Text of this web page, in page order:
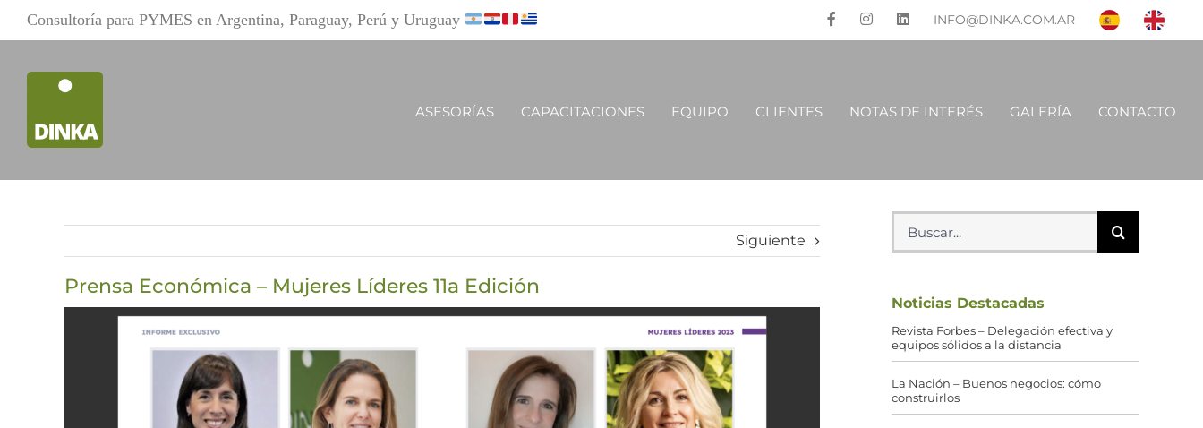
contenido
Consultoría para PYMES en Argentina, Paraguay, Perú y Uruguay INFO@DINKA.COM.AR
ASESORÍAS CAPACITACIONES EQUIPO CLIENTES NOTAS DE INTERÉS GALERÍA CONTACTO
Siguiente
Prensa Económica – Mujeres Líderes 11a Edición
Buscar:
Noticias Destacadas
Revista Forbes – Delegación efectiva y
equipos sólidos a la distancia
La Nación – Buenos negocios: cómo
construirlos